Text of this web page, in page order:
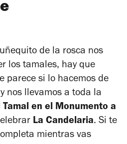
de la rosca nos
los tamales, hay que
parece si lo hacemos de
nos llevamos a toda la
Tamal en el Monumento a
La Candelaria. Si te
mientras vas